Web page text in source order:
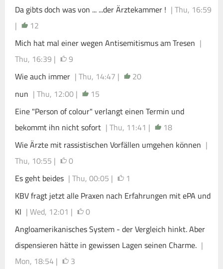
Da gibts doch was von ... ...der Ärztekammer ! | Thu, 16:59
|
12
Mich hat mal einer wegen Antisemitismus am Tresen |
Thu, 16:39 |
9
Wie auch immer | Thu, 14:47 |
20
nun | Thu, 12:00 |
15
Eine "Person of colour" verlangt einen Termin und
bekommt ihn nicht sofort | Thu, 11:41 |
18
Wie Ärzte mit rassistischen Vorfällen umgehen können |
Thu, 10:55 |
0
Es geht beides | Thu, 00:05 |
1
KBV fragt jetzt alle Praxen nach Erfahrungen mit ePA und
KI | Wed, 12:01 |
0
Angloamerikanisches System - der Vergleich hinkt. Aber
dispensieren hätte in gewissen Lagen seinen Charme. |
Mon, 18:54 |
3